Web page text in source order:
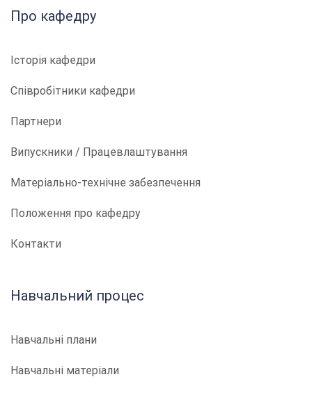
Про кафедру
Історія кафедри
Співробітники кафедри
Партнери
Випускники / Працевлаштування
Матеріально-технічне забезпечення
Положення про кафедру
Контакти
Навчальний процес
Навчальні плани
Навчальні матеріали